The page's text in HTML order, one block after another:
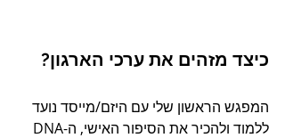
כיצד מזהים את ערכי הארגון?
המפגש הראשון שלי עם היזם/מייסד נועד